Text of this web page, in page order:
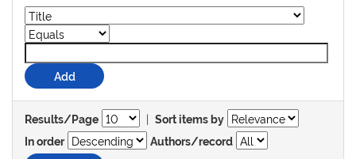
Results/Page | Sort items by
In order
Authors/record